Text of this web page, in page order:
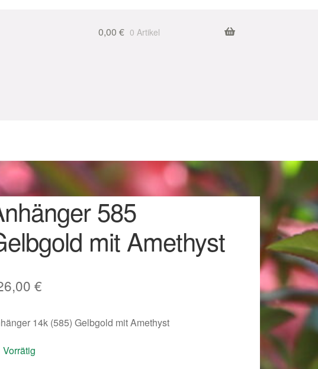
Impressum
0,00 € 0 Artikel
585
mit Amethyst
€
14k (585) Gelbgold mit Amethyst
Vorrätig